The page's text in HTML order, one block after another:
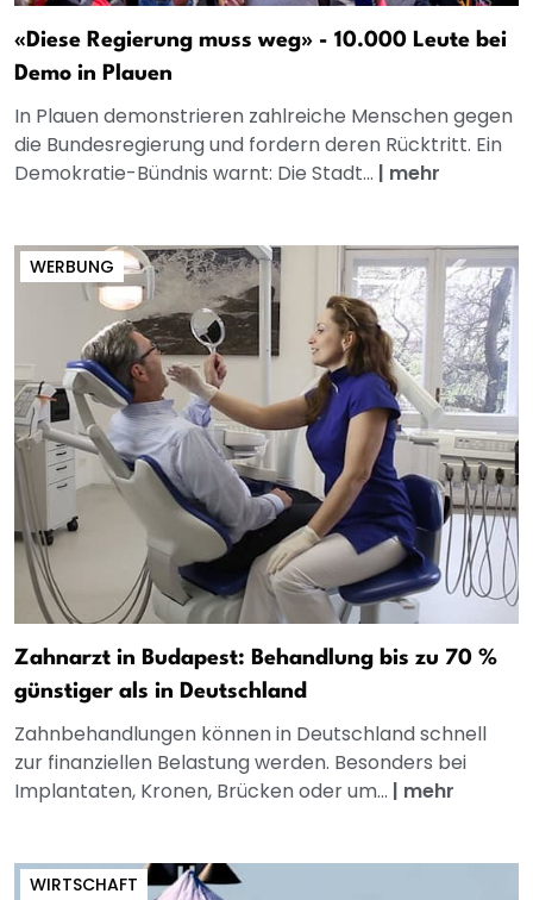
«Diese Regierung muss weg» - 10.000 Leute bei
Demo in Plauen
In Plauen demonstrieren zahlreiche Menschen gegen
die Bundesregierung und fordern deren Rücktritt. Ein
Demokratie-Bündnis warnt: Die Stadt... | mehr
WERBUNG
Zahnarzt in Budapest: Behandlung bis zu 70 %
günstiger als in Deutschland
Zahnbehandlungen können in Deutschland schnell
zur finanziellen Belastung werden. Besonders bei
Implantaten, Kronen, Brücken oder um... | mehr
WIRTSCHAFT